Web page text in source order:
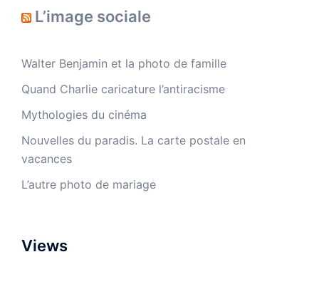
L’image sociale
Walter Benjamin et la photo de famille
Quand Charlie caricature l’antiracisme
Mythologies du cinéma
Nouvelles du paradis. La carte postale en
vacances
L’autre photo de mariage
Views